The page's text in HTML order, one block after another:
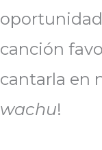
canción
cantarla en
wachu!